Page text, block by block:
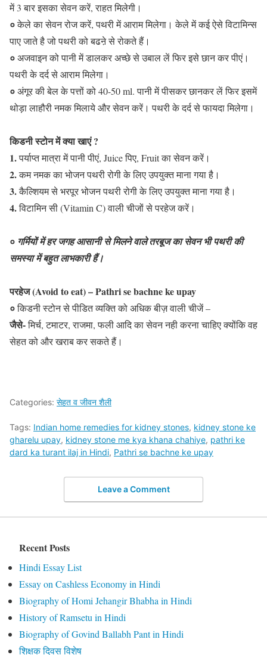
में 3 बार इसका सेवन करें, राहत मिलेगी।
०केले का सेवन रोज करें, पथरी में आराम मिलेगा। केले में कई ऐसे विटामिन्स
पाए जाते है जो पथरी को बढऩे से रोकते हैं।
०अजवाइन को पानी में डालकर अच्छे से उबाल लें फिर इसे छान कर पीएं।
पथरी के दर्द से आराम मिलेगा।
०अंगूर की बेल के पत्तों को 40-50 ml. पानी में पीसकर छानकर लें फिर इसमें
थोड़ा लाहौरी नमक मिलाये और सेवन करें। पथरी के दर्द से फायदा मिलेगा।
किडनी स्टोन में क्या खाएं ?
1.पर्याप्त मात्रा में पानी पीएं, Juice पिए, Fruit का सेवन करें।
2.कम नमक का भोजन पथरी रोगी के लिए उपयुक्त माना गया है।
3.कैल्शियम से भरपूर भोजन पथरी रोगी के लिए उपयुक्त माना गया है।
4.विटामिन सी (Vitamin C) वाली चीजों से परहेज करें।
० गर्मियों में हर जगह आसानी से मिलने वाले तरबूज का सेवन भी पथरी की
समस्या में बहुत लाभकारी हैं।
परहेज (Avoid to eat)– Pathri se bachne ke upay
०किडनी स्टोन से पीडित व्यक्ति को अधिक बीज़ वाली चीजें –
जैसे-मिर्च, टमाटर, राजमा, फली आदि का सेवन नही करना चाहिए क्योंकि वह
सेहत को और खराब कर सकते हैं।
Categories: सेहत व जीवन शैली
Tags: Indian home remedies for kidney stones, kidney stone ke
gharelu upay, kidney stone me kya khana chahiye, pathri ke
dard ka turant ilaj in Hindi, Pathri se bachne ke upay
Leave a Comment
Recent Posts
Hindi Essay List
Essay on Cashless Economy in Hindi
Biography of Homi Jehangir Bhabha in Hindi
History of Ramsetu in Hindi
Biography of Govind Ballabh Pant in Hindi
शिक्षक दिवस विशेष